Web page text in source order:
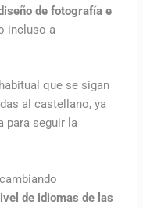
de fotografía e
incluso a
que se sigan
al castellano, ya
para seguir la
de idiomas de las